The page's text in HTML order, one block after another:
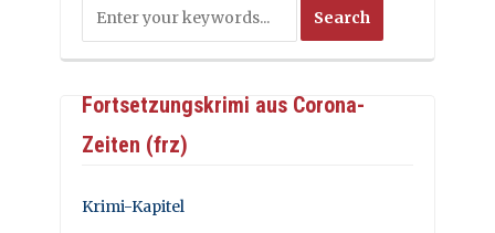
Fortsetzungskrimi aus Corona-
Zeiten (frz)
Krimi-Kapitel